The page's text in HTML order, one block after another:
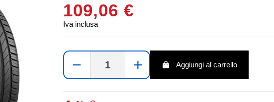
109,06 €
Iva inclusa
− + Aggiungi al carrello